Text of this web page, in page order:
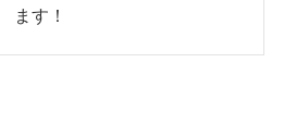
ます！